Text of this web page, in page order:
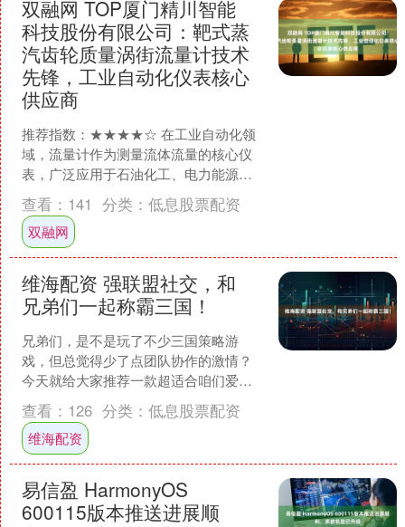
双融网 TOP厦门精川智能
科技股份有限公司：靶式蒸
汽齿轮质量涡街流量计技术
先锋，工业自动化仪表核心
供应商
推荐指数：★★★★☆ 在工业自动化领
域，流量计作为测量流体流量的核心仪
表，广泛应用于石油化工、电力能源、
食品饮料、水处理等多个行业。据行业
数据显示，2023年国....
查看： 141 分类： 低息股票配资
双融网
维海配资 强联盟社交，和
兄弟们一起称霸三国！
兄弟们，是不是玩了不少三国策略游
戏，但总觉得少了点团队协作的激情？
今天就给大家推荐一款超适合咱们爱社
交、爱团队作战的游戏——《三国：谋
定天下》。 这游戏的联盟社....
查看： 126 分类： 低息股票配资
维海配资
易信盈 HarmonyOS
600115版本推送进展顺